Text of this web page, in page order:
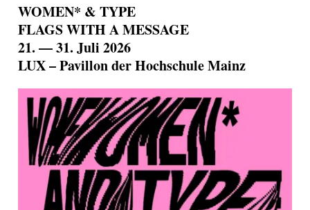
WOMEN* & TYPE
FLAGS WITH A MESSAGE
21. — 31. Juli 2026
LUX – Pavillon der Hochschule Mainz